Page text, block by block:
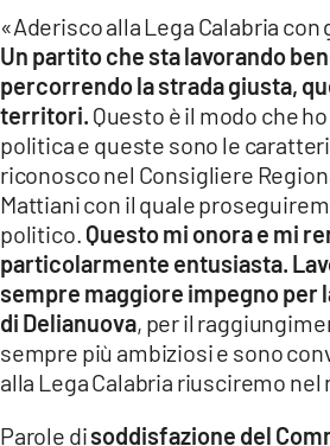
LACONAIR.IT
LACITYMAG.IT
ILREGGINO.IT
COSENZACHANNEL.IT
ILVIBONESE.IT
CATANZAROCHANNEL.IT
LACAPITALENEWS.IT
«Aderisco alla Lega Calabria con
Un partito che sta lavorando
percorrendo la strada giusta,
territori. Questo è il modo che
politica e queste sono le
riconosco nel Consigliere
Mattiani con il quale
politico. Questo mi onora e mi
particolarmente entusiasta.
sempre maggiore impegno per
di Delianuova, per il
sempre più ambiziosi e sono
alla Lega Calabria riusciremo nel
Parole disoddisfazione del